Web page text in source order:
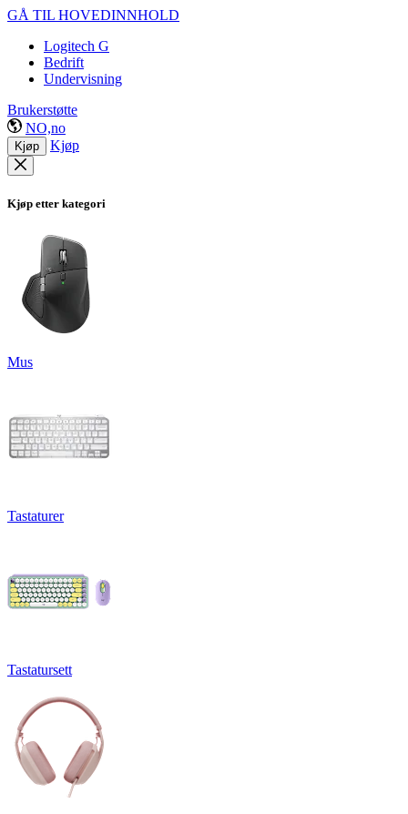
GÅ TIL HOVEDINNHOLD
Logitech G
Bedrift
Undervisning
Brukerstøtte
NO,no
Kjøp Kjøp
Kjøp etter kategori
Mus
Tastaturer
Tastatursett